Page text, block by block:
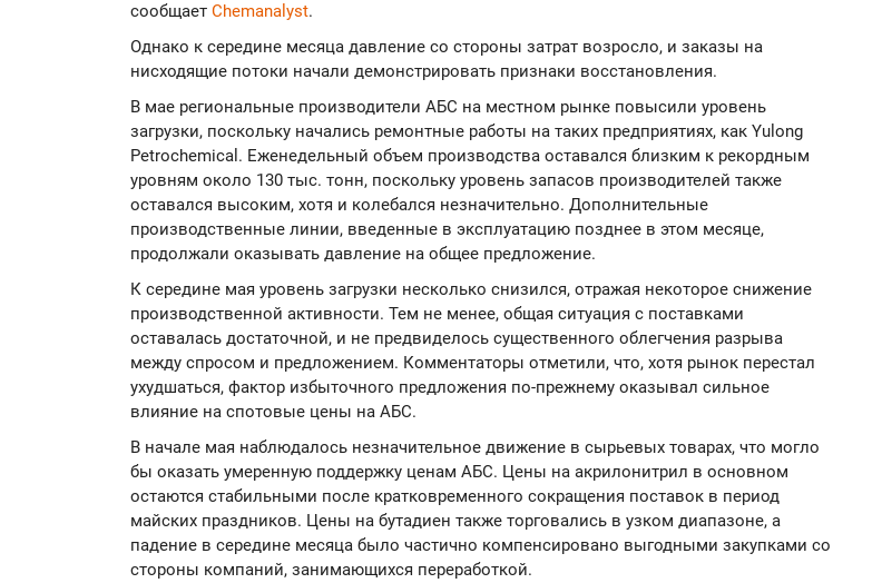
сообщает Chemanalyst.
Однако к середине месяца давление со стороны затрат возросло, и заказы на
нисходящие потоки начали демонстрировать признаки восстановления.
В мае региональные производители АБС на местном рынке повысили уровень
загрузки, поскольку начались ремонтные работы на таких предприятиях, как Yulong
Petrochemical. Еженедельный объем производства оставался близким к рекордным
уровням около 130 тыс. тонн, поскольку уровень запасов производителей также
оставался высоким, хотя и колебался незначительно. Дополнительные
производственные линии, введенные в эксплуатацию позднее в этом месяце,
продолжали оказывать давление на общее предложение.
К середине мая уровень загрузки несколько снизился, отражая некоторое снижение
производственной активности. Тем не менее, общая ситуация с поставками
оставалась достаточной, и не предвиделось существенного облегчения разрыва
между спросом и предложением. Комментаторы отметили, что, хотя рынок перестал
ухудшаться, фактор избыточного предложения по-прежнему оказывал сильное
влияние на спотовые цены на АБС.
В начале мая наблюдалось незначительное движение в сырьевых товарах, что могло
бы оказать умеренную поддержку ценам АБС. Цены на акрилонитрил в основном
остаются стабильными после кратковременного сокращения поставок в период
майских праздников. Цены на бутадиен также торговались в узком диапазоне, а
падение в середине месяца было частично компенсировано выгодными закупками со
стороны компаний, занимающихся переработкой.